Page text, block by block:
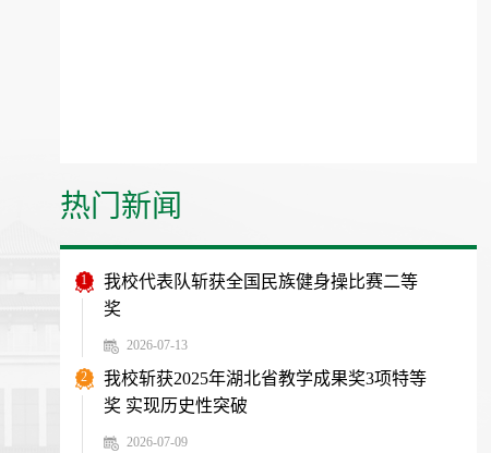
热门新闻
1
我校代表队斩获全国民族健身操比赛二等
奖
2026-07-13
2
我校斩获2025年湖北省教学成果奖3项特等
奖 实现历史性突破
2026-07-09